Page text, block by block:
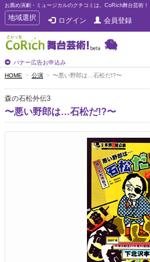
お薦め演劇・ミュージカルのクチコミは、CoRich舞台芸術！
T
o
g
g
e
n
a
v
地域選択 ログイン 会員登録
バナー広告お申込み
HOME 公演 〜悪い野郎は…石松だ!?〜
森の石松外伝3
〜悪い野郎は…石松だ!?〜